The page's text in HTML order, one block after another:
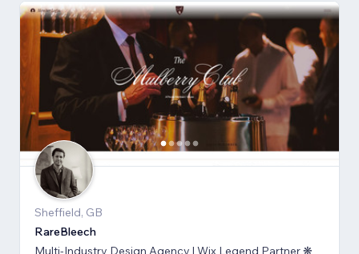
Sheffield, GB
RareBleech
Multi-Industry Design Agency | Wix Legend Partner ❋